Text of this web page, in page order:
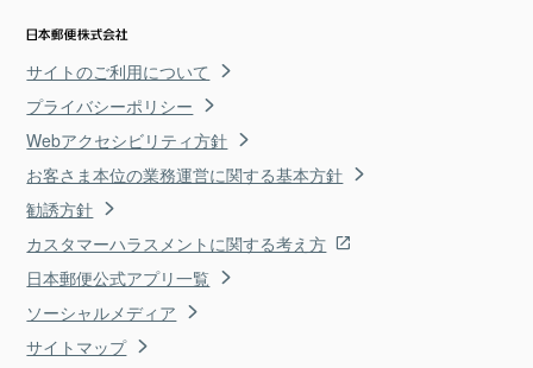
サイトのご利用について
プライバシーポリシー
Webアクセシビリティ方針
お客さま本位の業務運営に関する基本方針
勧誘方針
カスタマーハラスメントに関する考え方
日本郵便公式アプリ一覧
ソーシャルメディア
サイトマップ